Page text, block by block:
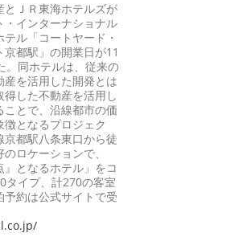
ＪＲ東海ホテルズが
・インターナショナル
ル「コートヤード・
都駅」の開業日が11
。同ホテルは、従来の
を活用した開発とは
した不動産を活用し
ことで、沿線都市の価
となるプロジェク
京都駅八条東口から徒
ロケーションで、
』となるホテル」をコ
タイプ、計270の客室
予約は公式サイトで受